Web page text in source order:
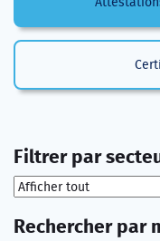
Filtrer par
Rechercher par